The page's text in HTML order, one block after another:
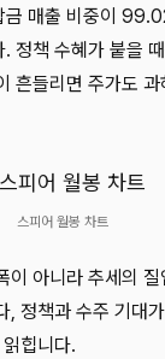
금 매출 비중이
정책 수혜가 붙을
흔들리면 주가도
스피어 월봉 차트
이 아니라 추세의
, 정책과 수주 기대
힙니다.